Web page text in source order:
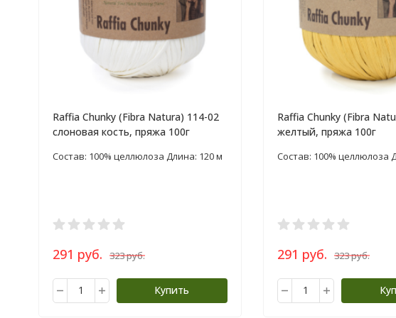
Raffia Chunky (Fibra Natura) 114-02
слоновая кость, пряжа 100г
Состав: 100% целлюлоза Длина: 120 м
291 руб. 323 руб.
Купить
Raffia Chunky (Fibra
желтый, пряжа 100г
Состав: 100% целлюлоза
291 руб. 323 руб.